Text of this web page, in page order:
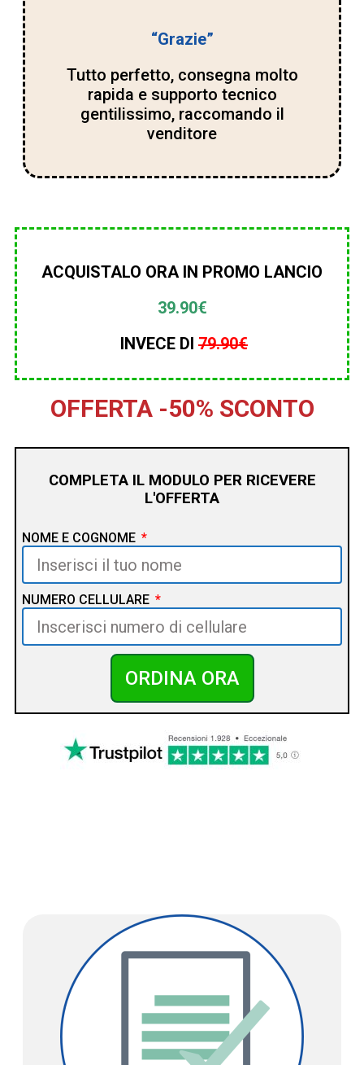
“Grazie”
Tutto perfetto, consegna molto
rapida e supporto tecnico
gentilissimo, raccomando il
venditore
ACQUISTALO ORA IN PROMO LANCIO
39.90€
INVECE DI 79.90€
OFFERTA -50% SCONTO
COMPLETA IL MODULO PER RICEVERE
L'OFFERTA
NOME E COGNOME
NUMERO CELLULARE
ORDINA ORA